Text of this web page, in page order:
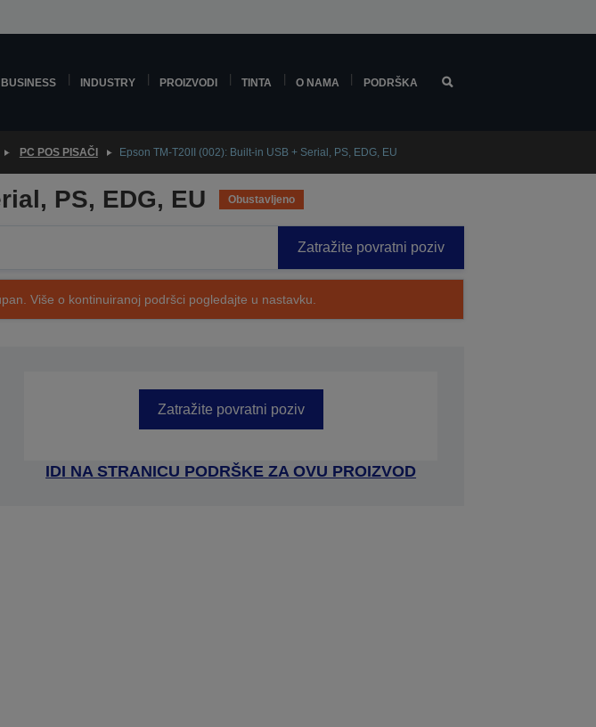
BUSINESS INDUSTRY PROIZVODI TINTA O NAMA PODRŠKA
PC POS PISAČI Epson TM-T20II (002): Built-in USB + Serial, PS, EDG, EU
PS, EDG, EU Obustavljeno
Zatražite povratni poziv
Više o kontinuiranoj podršci pogledajte u nastavku.
Zatražite povratni poziv
IDI NA STRANICU PODRŠKE ZA OVU PROIZVOD